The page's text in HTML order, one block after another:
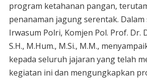
program ketahanan pangan,
penanaman jagung serentak.
Irwasum Polri, Komjen Pol. Prof. Dr.
S.H., M.Hum., M.Si., M.M.,
kepada seluruh jajaran yang telah
kegiatan ini dan mengungkapkan